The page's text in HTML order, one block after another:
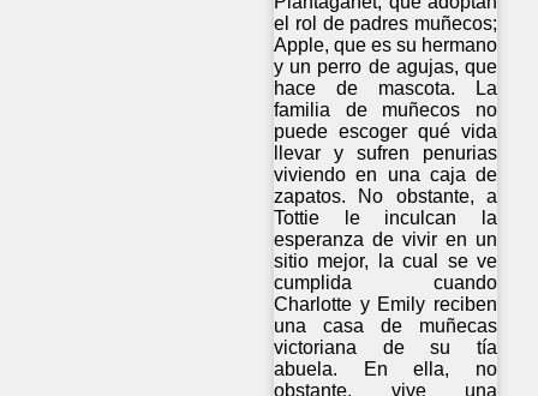
el rol de padres muñecos;
Apple, que es su hermano
y un perro de agujas, que
hace de mascota. La
familia de muñecos no
puede escoger qué vida
llevar y sufren penurias
viviendo en una caja de
zapatos. No obstante, a
Tottie le inculcan la
esperanza de vivir en un
sitio mejor, la cual se ve
cumplida cuando
Charlotte y Emily reciben
una casa de muñecas
victoriana de su tía
abuela. En ella, no
obstante, vive una